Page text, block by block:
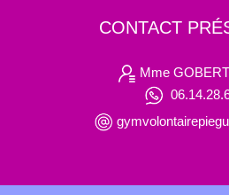
CONTACT
Mme